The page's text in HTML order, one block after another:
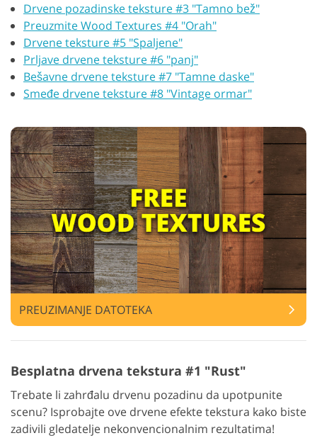
Drvene pozadinske teksture #3 "Tamno bež"
Preuzmite Wood Textures #4 "Orah"
Drvene teksture #5 "Spaljene"
Prljave drvene teksture #6 "panj"
Bešavne drvene teksture #7 "Tamne daske"
Smeđe drvene teksture #8 "Vintage ormar"
PREUZIMANJE DATOTEKA
Besplatna drvena tekstura #1 "Rust"
Trebate li zahrđalu drvenu pozadinu da upotpunite
scenu? Isprobajte ove drvene efekte tekstura kako biste
zadivili gledatelje nekonvencionalnim rezultatima!